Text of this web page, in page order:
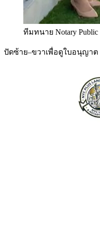
ทีมทนาย Notary
ปัดซ้าย–ขวาเพื่อดูใบอนุญาต